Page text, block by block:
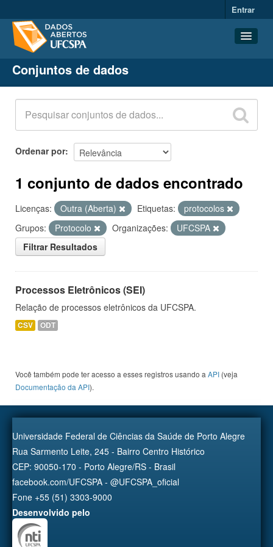
Entrar
Conjuntos de dados
Organizações
Grupos
Sobre
Conjuntos de dados
Ordenar por
1 conjunto de dados encontrado
Licenças: Outra (Aberta) Etiquetas:
protocolos
Grupos:
Protocolo Organizações:
UFCSPA
Filtrar Resultados
Processos Eletrônicos (SEI)
Relação de processos eletrônicos da UFCSPA.
CSV ODT
Você também pode ter acesso a esses registros usando a API (veja
Documentação da API).
Universidade Federal de Ciências da Saúde de Porto Alegre
Rua Sarmento Leite, 245 - Bairro Centro Histórico
CEP: 90050-170 - Porto Alegre/RS - Brasil
facebook.com/UFCSPA - @UFCSPA_oficial
Fone +55 (51) 3303-9000
Desenvolvido pelo